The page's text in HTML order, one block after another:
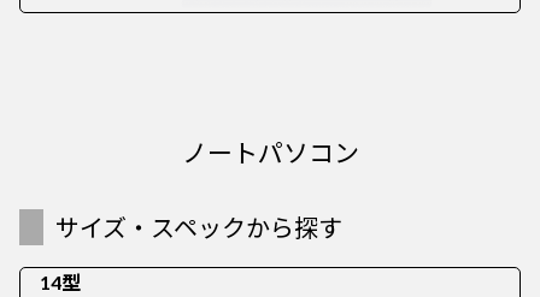
ノートパソコン
サイズ・スペックから探す
14型